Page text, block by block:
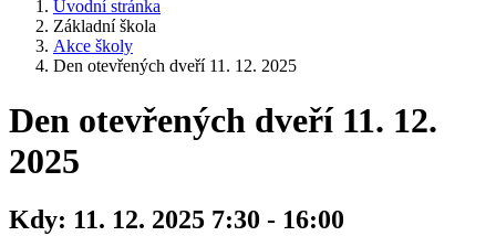
Úvodní stránka
Základní škola
Akce školy
Den otevřených dveří 11. 12. 2025
Den otevřených dveří 11. 12.
2025
Kdy: 11. 12. 2025 7:30 - 16:00